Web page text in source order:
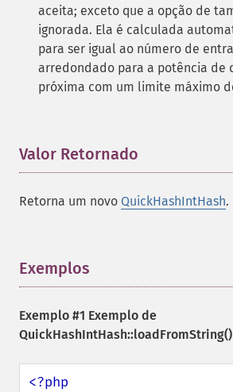
aceita; exceto que a opção de
ignorada. Ela é calculada
para ser igual ao número de
arredondado para a potência de
próxima com um limite máximo
Valor Retornado
Retorna um novo QuickHashIntHash.
Exemplos
Exemplo #1 Exemplo de
QuickHashIntHash::loadFromString()
<?php